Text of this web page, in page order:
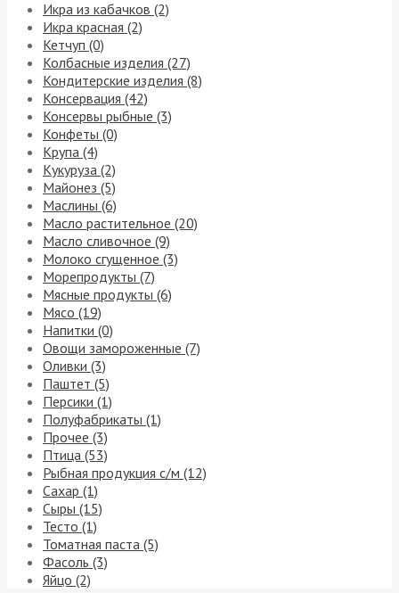
Икра из кабачков (2)
Икра красная (2)
Кетчуп (0)
Колбасные изделия (27)
Кондитерские изделия (8)
Консервация (42)
Консервы рыбные (3)
Конфеты (0)
Крупа (4)
Кукуруза (2)
Майонез (5)
Маслины (6)
Масло растительное (20)
Масло сливочное (9)
Молоко сгущенное (3)
Морепродукты (7)
Мясные продукты (6)
Мясо (19)
Напитки (0)
Овощи замороженные (7)
Оливки (3)
Паштет (5)
Персики (1)
Полуфабрикаты (1)
Прочее (3)
Птица (53)
Рыбная продукция с/м (12)
Сахар (1)
Сыры (15)
Тесто (1)
Томатная паста (5)
Фасоль (3)
Яйцо (2)